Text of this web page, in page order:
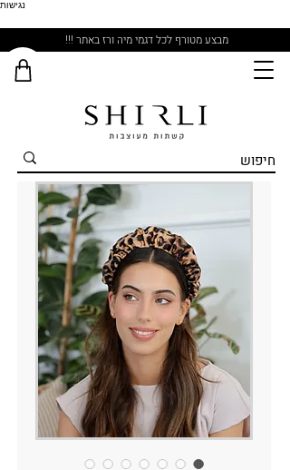
נגישות
מבצע מטורף לכל דגמי מיה ורז באתר !!!